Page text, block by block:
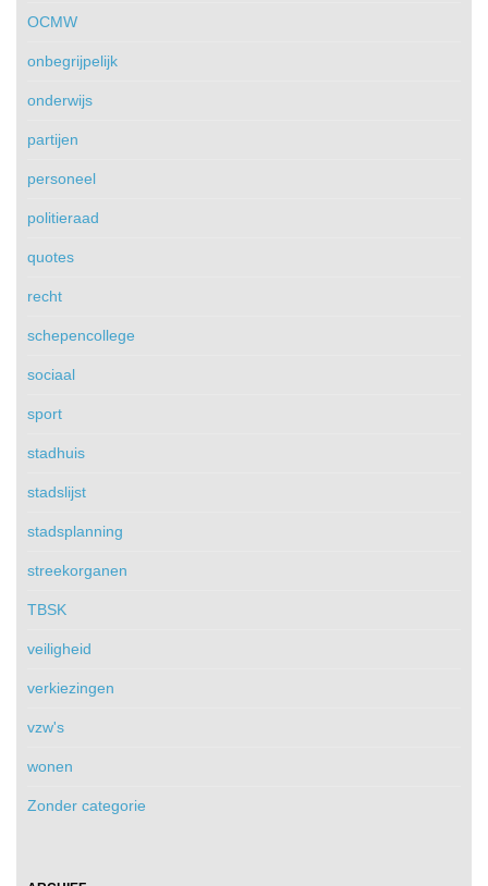
OCMW
onbegrijpelijk
onderwijs
partijen
personeel
politieraad
quotes
recht
schepencollege
sociaal
sport
stadhuis
stadslijst
stadsplanning
streekorganen
TBSK
veiligheid
verkiezingen
vzw's
wonen
Zonder categorie